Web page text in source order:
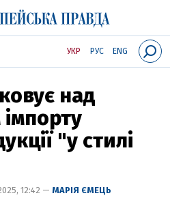
УКР РУС ENG
над
"у стилі
12:42 — МАРІЯ ЄМЕЦЬ